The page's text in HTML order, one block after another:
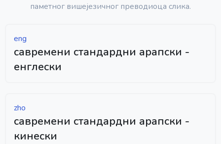
паметног вишејезичног преводиоца слика.
eng
савремени стандардни арапски -
енглески
zho
савремени стандардни арапски -
кинески